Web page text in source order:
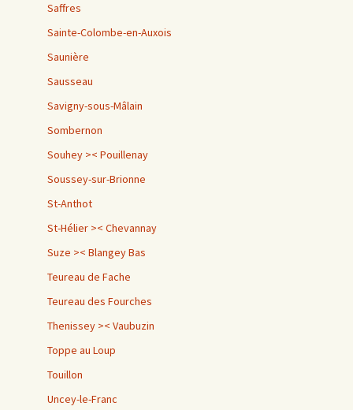
Saffres
Sainte-Colombe-en-Auxois
Saunière
Sausseau
Savigny-sous-Mâlain
Sombernon
Souhey >< Pouillenay
Soussey-sur-Brionne
St-Anthot
St-Hélier >< Chevannay
Suze >< Blangey Bas
Teureau de Fache
Teureau des Fourches
Thenissey >< Vaubuzin
Toppe au Loup
Touillon
Uncey-le-Franc